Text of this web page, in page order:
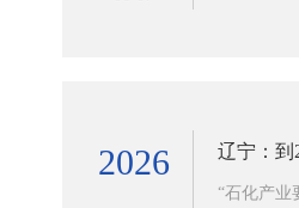
2026 辽宁：到
“石化产业